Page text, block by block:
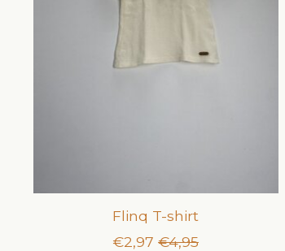
Flinq T-shirt
€2,97 €4,95